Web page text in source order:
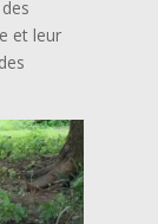
et leur